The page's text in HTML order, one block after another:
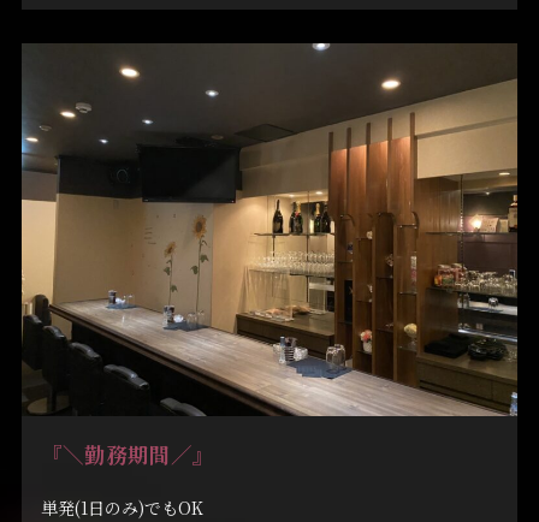
『＼勤務期間／ 』
単発(1日のみ)でもOK